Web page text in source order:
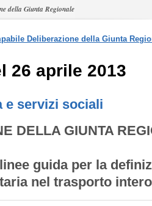
della Giunta Regionale
Deliberazione della Giunta
26 aprile 2013
e servizi sociali
DELLA GIUNTA
guida per la
nel trasporto